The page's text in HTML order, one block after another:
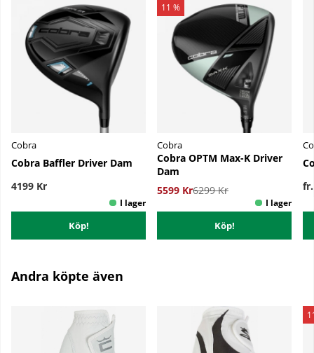
Cobra
Cobra Baffler Driver Dam
4199 Kr
Köp!
11 %
Cobra
Cobra OPTM Max-K Driver
Dam
5599 Kr6299 Kr
Köp!
Andra köpte även